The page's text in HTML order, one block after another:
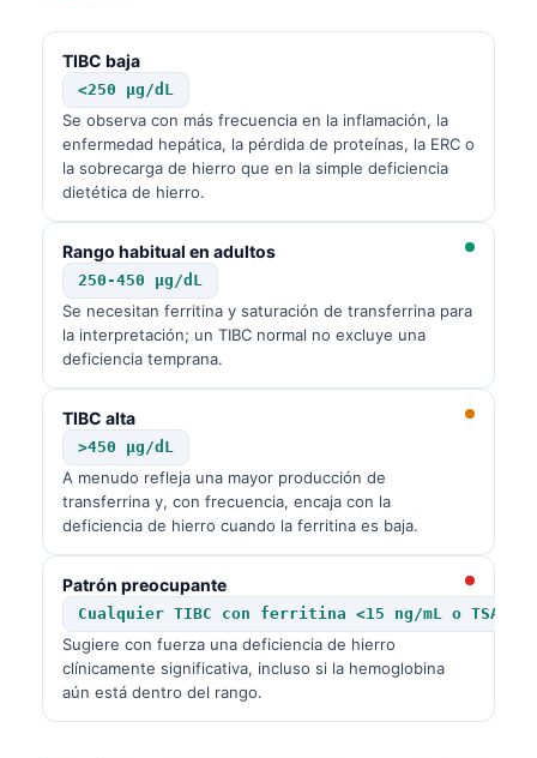
TIBC baja
<250 µg/dL
Se observa con más frecuencia en la inflamación, la
enfermedad hepática, la pérdida de proteínas, la ERC o
la sobrecarga de hierro que en la simple deficiencia
dietética de hierro.
Rango habitual en adultos
250-450 µg/dL
Se necesitan ferritina y saturación de transferrina para
la interpretación; un TIBC normal no excluye una
deficiencia temprana.
TIBC alta
>450 µg/dL
A menudo refleja una mayor producción de
transferrina y, con frecuencia, encaja con la
deficiencia de hierro cuando la ferritina es baja.
Patrón preocupante
Cualquier TIBC con ferritina <15 ng/mL o TSAT
Sugiere con fuerza una deficiencia de hierro
clínicamente significativa, incluso si la hemoglobina
aún está dentro del rango.